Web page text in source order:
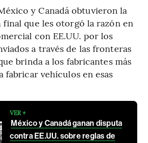
y Canadá obtuvieron la
que les otorgó la razón en
con EE.UU. por los
a través de las fronteras
brinda a los fabricantes más
fabricar vehículos en esas
VER +
México y Canadá ganan disputa
contra EE.UU. sobre reglas de